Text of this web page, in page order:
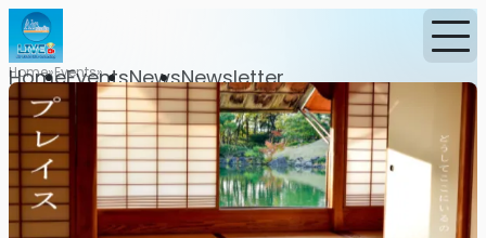
HomeEventsNewsNewsletter
Home Events